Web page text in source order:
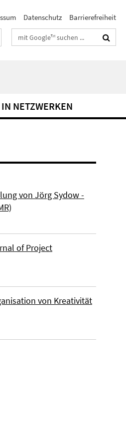
Datenschutz Barrierefreiheit
Suchbegriffe
NETZWERKEN
von Jörg Sydow -
of Project
von Kreativität